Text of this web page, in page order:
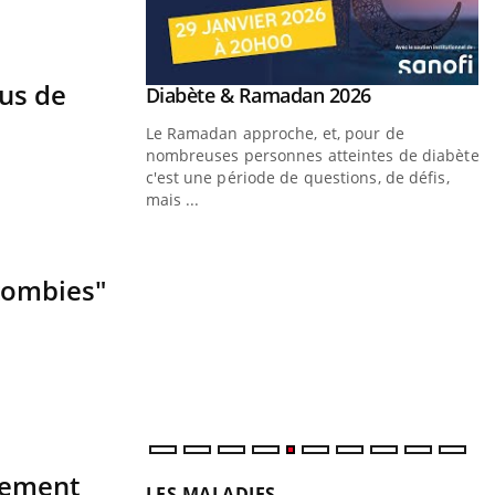
de: se Youtube
Diabète & Ramadan 2026Youtube
Le Ramadan approche, et, pour de
nombreuses personnes atteintes de diabète,
c'est une période de questions, de défis,
mais ...